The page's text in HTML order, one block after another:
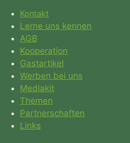
Kontakt
Lerne uns kennen
AGB
Kooperation
Gastartikel
Werben bei uns
Mediakit
Themen
Partnerschaften
Links